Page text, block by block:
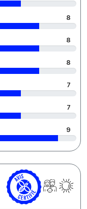
8
8
8
7
7
9